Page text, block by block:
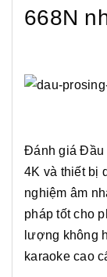
668N
Đánh giá Đầu
4K và thiết bị
nghiệm âm
pháp tốt cho
lượng không
karaoke cao